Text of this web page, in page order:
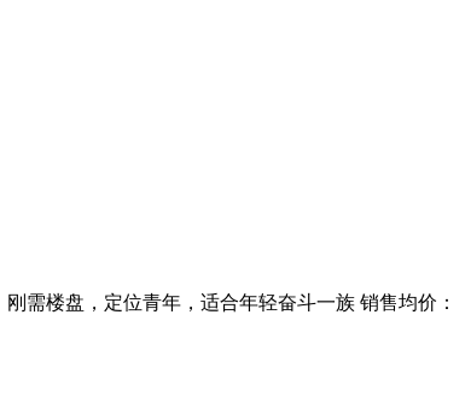
需楼盘，定位青年，适合年轻奋斗一族 销售均价：